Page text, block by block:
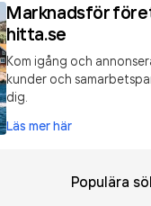
Marknadsför
hitta.se
Kom igång och
kunder och
dig.
Läs mer här
Populära